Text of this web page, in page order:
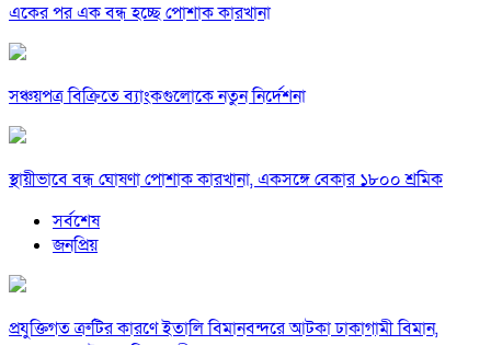
একের পর এক বন্ধ হচ্ছে পোশাক কারখানা
সঞ্চয়পত্র বিক্রিতে ব্যাংকগুলোকে নতুন নির্দেশনা
স্থায়ীভাবে বন্ধ ঘোষণা পোশাক কারখানা, একসঙ্গে বেকার ১৮০০ শ্রমিক
সর্বশেষ
জনপ্রিয়
প্রযুক্তিগত ত্রুটির কারণে ইতালি বিমানবন্দরে আটকা ঢাকাগামী বিমান,